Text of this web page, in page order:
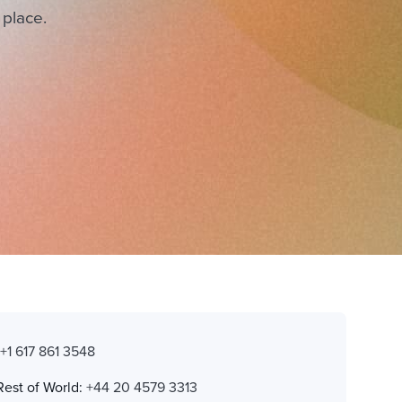
+1 617 861 3548
of World:+44 20 4579 3313